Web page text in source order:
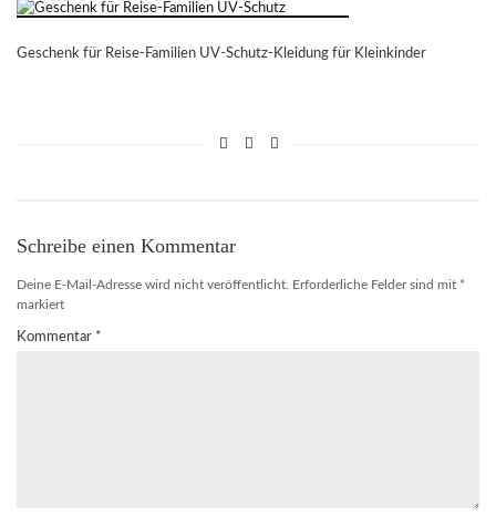
Geschenk für Reise-Familien UV-Schutz-Kleidung für Kleinkinder
Schreibe einen Kommentar
Deine E-Mail-Adresse wird nicht veröffentlicht. Erforderliche Felder sind mit *
markiert
Kommentar *